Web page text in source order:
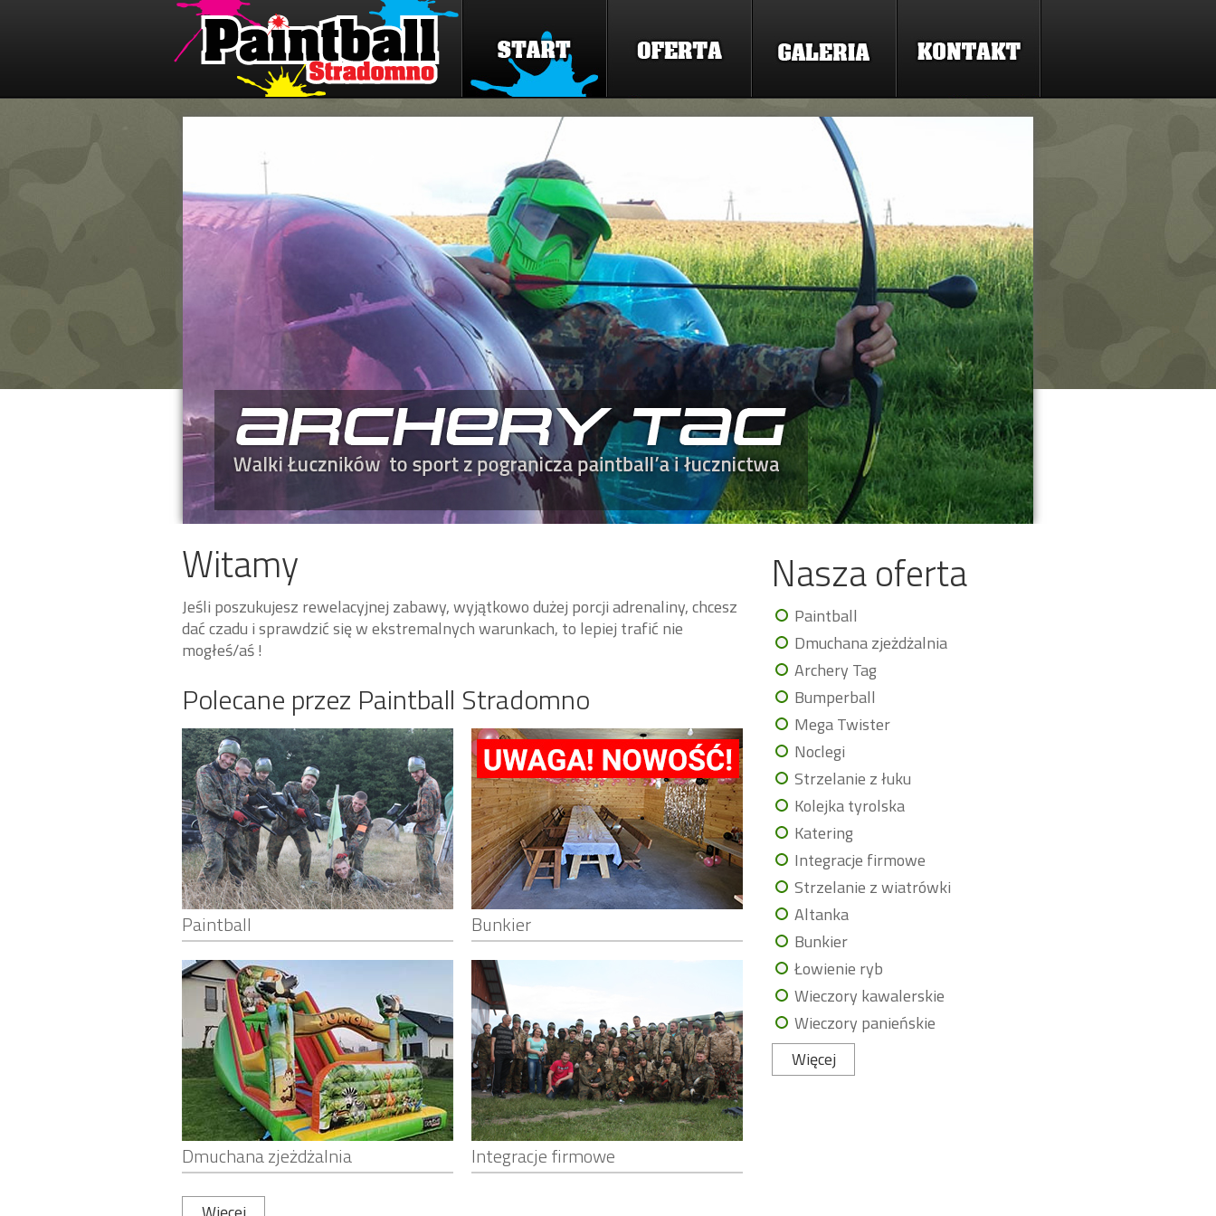
Witamy
Jeśli poszukujesz rewelacyjnej zabawy, wyjątkowo dużej porcji adrenaliny, chcesz
dać czadu i sprawdzić się w ekstremalnych warunkach, to lepiej trafić nie
mogłeś/aś !
Nasza oferta
Paintball
Dmuchana zjeżdżalnia
Archery Tag
Bumperball
Mega Twister
Noclegi
Strzelanie z łuku
Kolejka tyrolska
Katering
Integracje firmowe
Strzelanie z wiatrówki
Altanka
Bunkier
Łowienie ryb
Wieczory kawalerskie
Wieczory panieńskie
Więcej
Polecane przez Paintball Stradomno
Paintball Bunkier
Dmuchana zjeżdżalnia Integracje firmowe